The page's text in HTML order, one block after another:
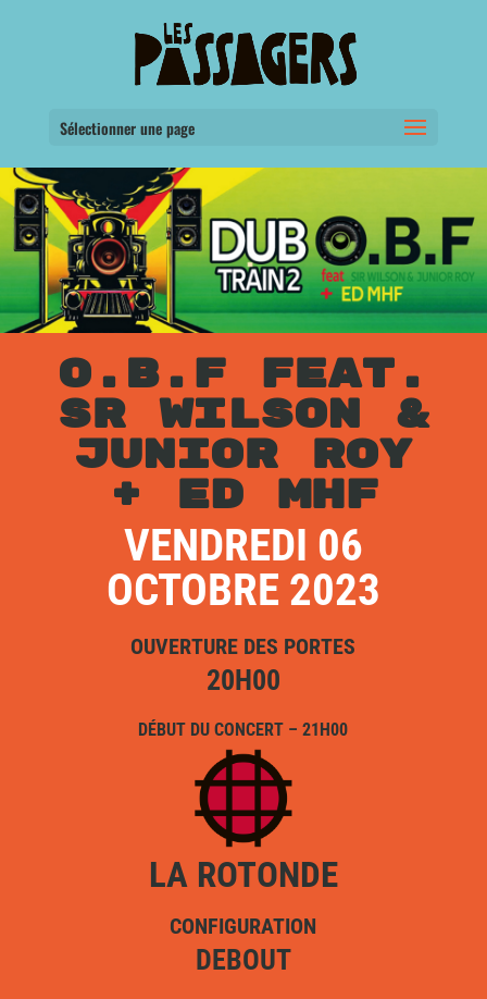
Sélectionner une page
O.B.F FEAT.
SR WILSON &
JUNIOR ROY
+ ED MHF
VENDREDI 06
OCTOBRE 2023
OUVERTURE DES PORTES
20H00
DÉBUT DU CONCERT – 21H00
LA ROTONDE
CONFIGURATION
DEBOUT